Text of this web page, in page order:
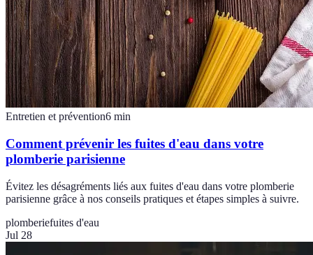
Entretien et prévention6 min
Comment prévenir les fuites d'eau dans votre
plomberie parisienne
Évitez les désagréments liés aux fuites d'eau dans votre plomberie
parisienne grâce à nos conseils pratiques et étapes simples à suivre.
plomberiefuites d'eau
Jul 28